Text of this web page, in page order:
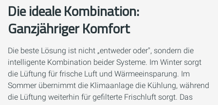
Die ideale Kombination:
Ganzjähriger Komfort
Die beste Lösung ist nicht „entweder oder", sondern die
intelligente Kombination beider Systeme. Im Winter sorgt
die Lüftung für frische Luft und Wärmeeinsparung. Im
Sommer übernimmt die Klimaanlage die Kühlung, während
die Lüftung weiterhin für gefilterte Frischluft sorgt. Das